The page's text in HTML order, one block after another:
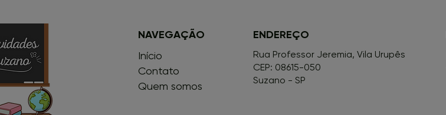
NAVEGAÇÃO
Início
Contato
Quem somos
ENDEREÇO
Rua Professor Jeremia, Vila Urupês
CEP: 08615-050
Suzano - SP